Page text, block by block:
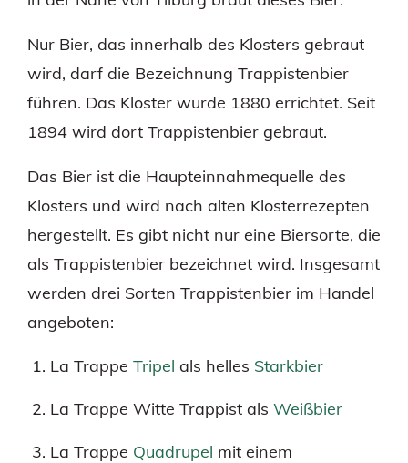
Nur Bier, das innerhalb des Klosters gebraut
wird, darf die Bezeichnung Trappistenbier
führen. Das Kloster wurde 1880 errichtet. Seit
1894 wird dort Trappistenbier gebraut.
Das Bier ist die Haupteinnahmequelle des
Klosters und wird nach alten Klosterrezepten
hergestellt. Es gibt nicht nur eine Biersorte, die
als Trappistenbier bezeichnet wird. Insgesamt
werden drei Sorten Trappistenbier im Handel
angeboten:
La Trappe Tripel als helles Starkbier
La Trappe Witte Trappist als Weißbier
La Trappe Quadrupel mit einem